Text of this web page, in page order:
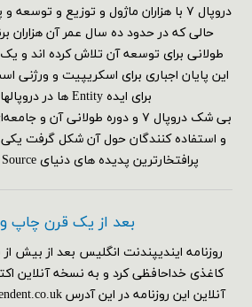
دروپال ۷ با هزاران ماژول و توزیع و
حالی که در حدود ده سال عمر آن هزاران
طولانی برای توسعه آن تلاش کرده اند و یک
این پایان اجباری برای اسکریپیت و ورژنی
برای ایده Entity ها در دروپالهای بعدی.
بی شک دروپال ۷ و دوره طولانی آن
و استفاده کنندگان حول آن شکل گرفت یکی
پرافتخارترین پدیده های دنیای Open Source خواهند بود.
بعد از یک قرن چاپ
روزنامه ایندیپندنت انگلیس بعد از بیش
کاغذی خداحافظی کرد و به نسخه آنلاین